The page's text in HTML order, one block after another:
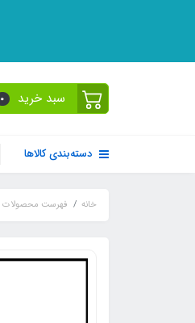
سبد خرید 0
دسته‌بندی کالاها
خانه فهرست محصولات